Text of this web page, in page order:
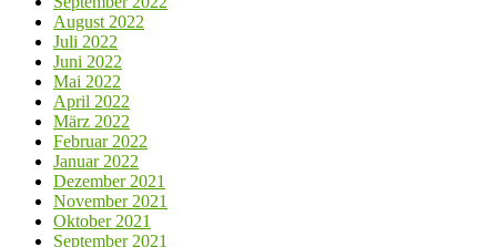
August 2022
Juli 2022
Juni 2022
Mai 2022
April 2022
März 2022
Februar 2022
Januar 2022
Dezember 2021
November 2021
Oktober 2021
September 2021